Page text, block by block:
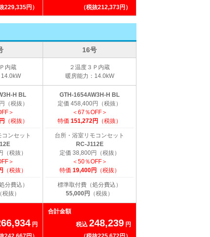
229,335円）
（税抜212,373円）
16号
内蔵
２温度３Ｐ内蔵
暖房能力：14.0kW
H BL
（税抜）
＞
（税抜）
ンセット
税抜）
＞
（税抜）
分費込）
（税抜）
GTH-1654AW3H-H BL
定価 458,400円（税抜）
＜67％OFF＞
特価 151,272円 （税抜）
台所・浴室リモコンセット
RC-J112E
定価 38,800円（税抜）
＜50％OFF＞
特価 19,400円 （税抜）
標準取付費（処分費込）
55,000円
（税抜）
円
合計金額
税込 248,239 円